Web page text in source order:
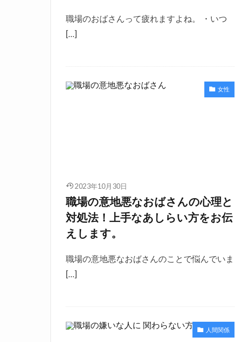
職場のおばさんって疲れますよね。 ・いつ
[…]
女性
2023年10月30日
職場の意地悪なおばさんの心理と
対処法！上手なあしらい方をお伝
えします。
職場の意地悪なおばさんのことで悩んでいま
[…]
人間関係